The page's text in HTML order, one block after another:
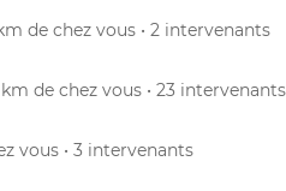
de chez vous • 2 intervenants
km de chez vous • 23 intervenants
vous • 3 intervenants